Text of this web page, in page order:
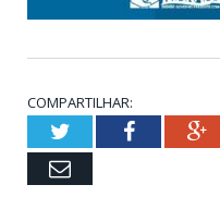
COMPARTILHAR:
TwitterFacebook
Email